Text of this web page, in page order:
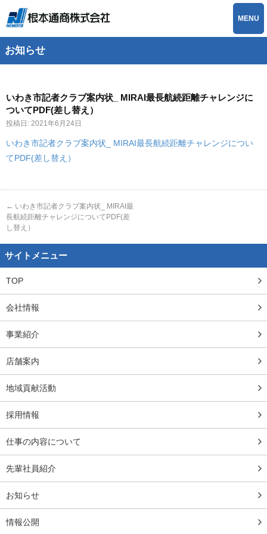
MENU
お知らせ
いわき市記者クラブ案内状_ MIRAI最長航続距離チャレンジに
ついてPDF(差し替え）
投稿日: 2021年6月24日
いわき市記者クラブ案内状_ MIRAI最長航続距離チャレンジについ
てPDF(差し替え）
← いわき市記者クラブ案内状_ MIRAI最
長航続距離チャレンジについてPDF(差
し替え）
サイトメニュー
TOP
会社情報
事業紹介
店舗案内
地域貢献活動
採用情報
仕事の内容について
先輩社員紹介
お知らせ
情報公開